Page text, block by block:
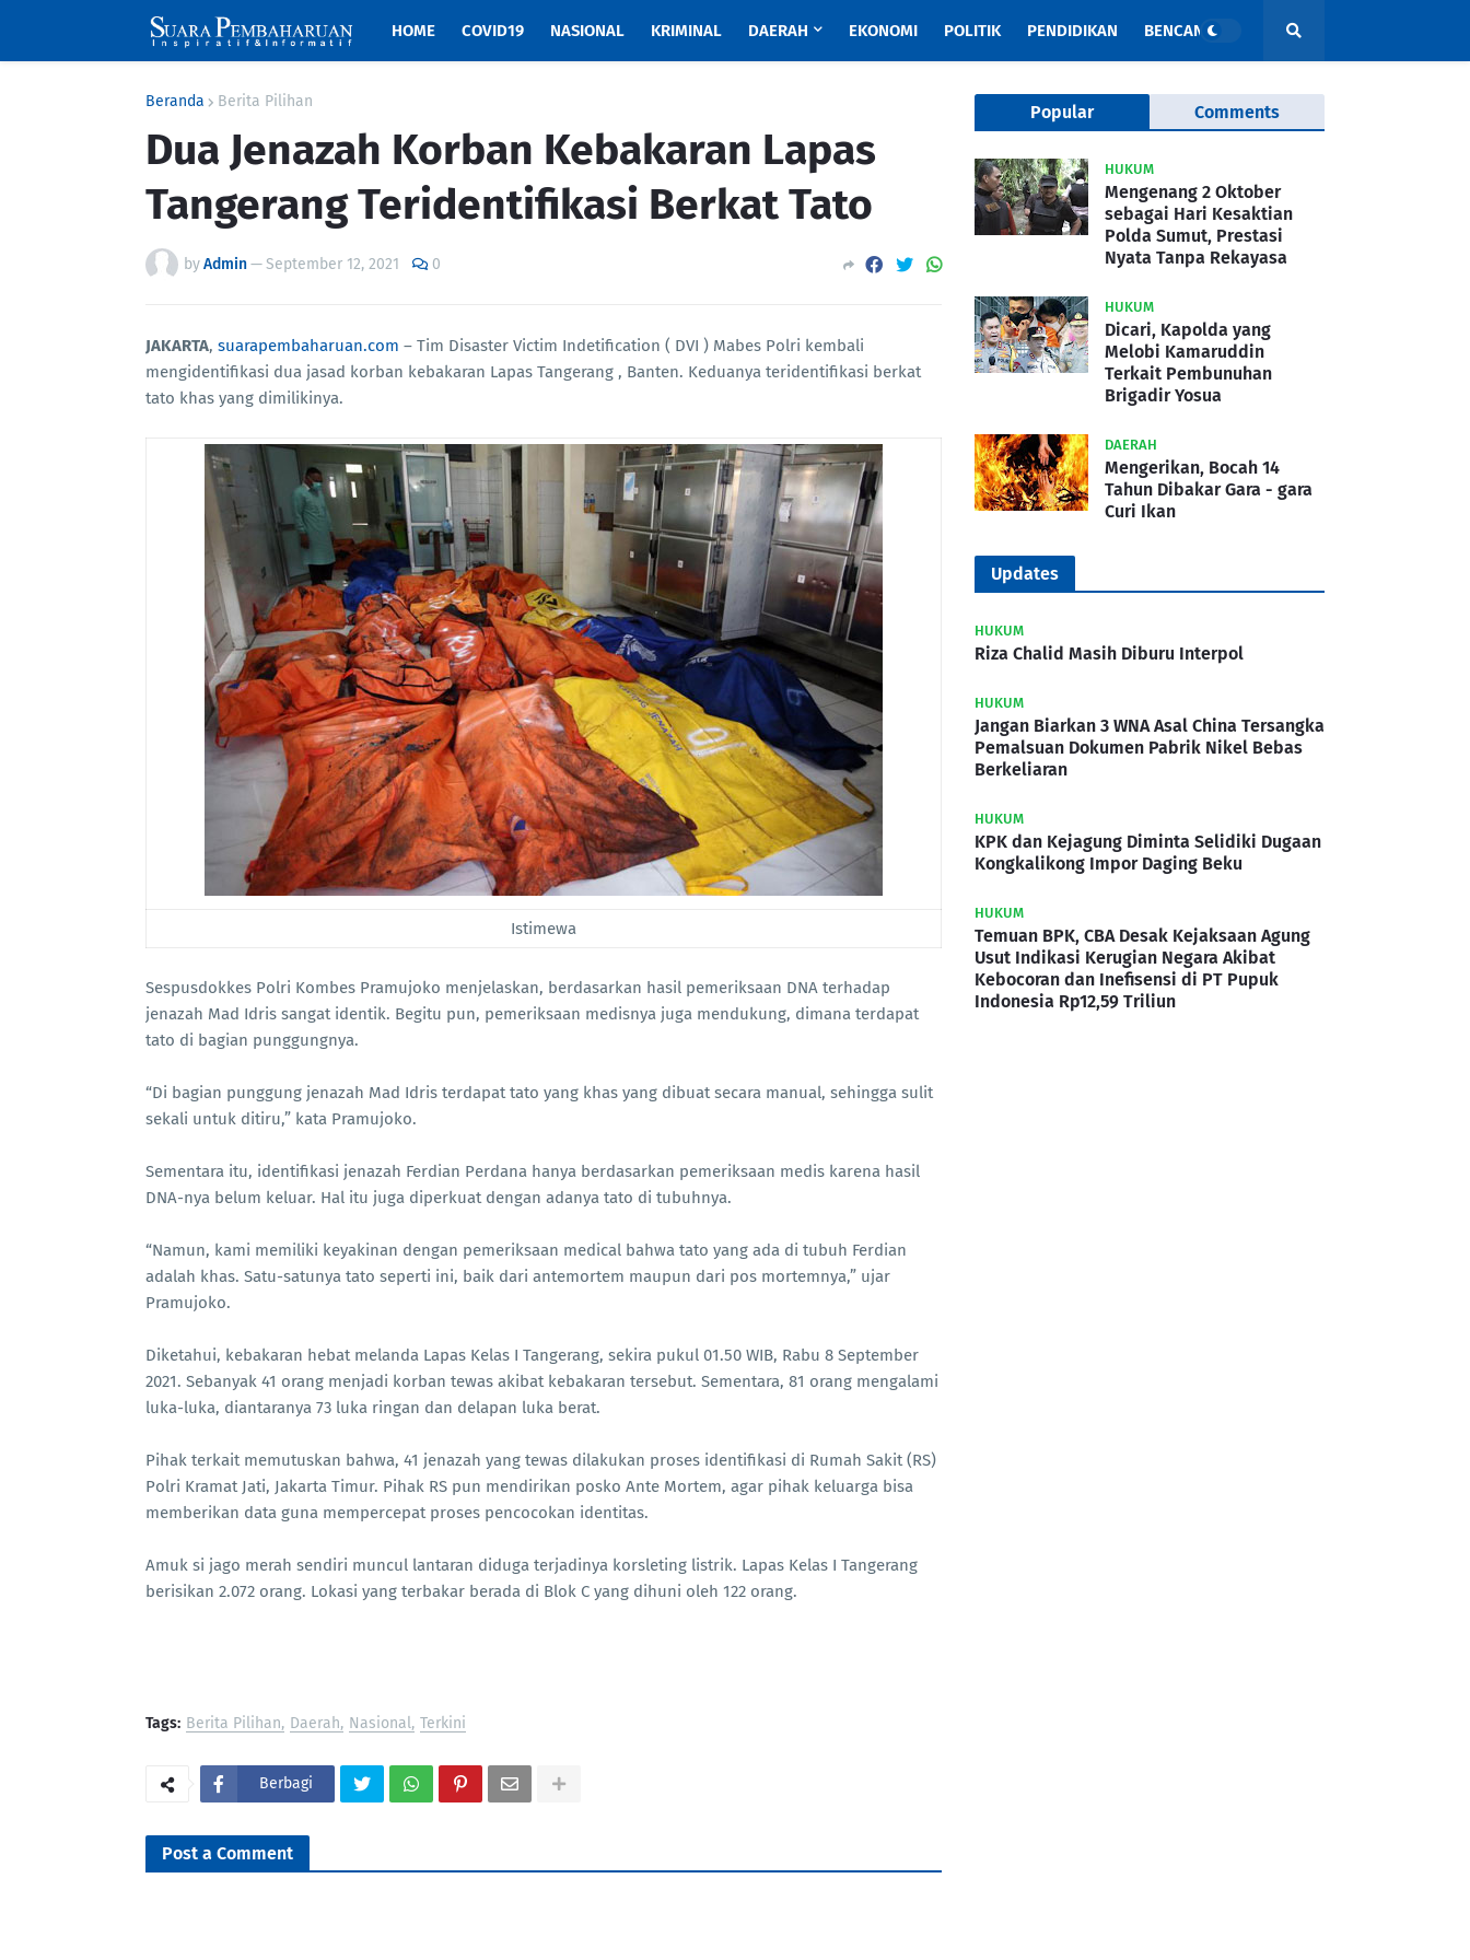
HOME COVID19 NASIONAL KRIMINAL DAERAH EKONOMI POLITIK PENDIDIKAN BENCANA
Beranda Berita Pilihan
Dua Jenazah Korban Kebakaran Lapas
Tangerang Teridentifikasi Berkat Tato
byAdmin—September 12, 2021 0
JAKARTA, suarapembaharuan.com – Tim Disaster Victim Indetification ( DVI ) Mabes Polri kembali
mengidentifikasi dua jasad korban kebakaran Lapas Tangerang , Banten. Keduanya teridentifikasi berkat
tato khas yang dimilikinya.
Istimewa
Sespusdokkes Polri Kombes Pramujoko menjelaskan, berdasarkan hasil pemeriksaan DNA terhadap
jenazah Mad Idris sangat identik. Begitu pun, pemeriksaan medisnya juga mendukung, dimana terdapat
tato di bagian punggungnya.
“Di bagian punggung jenazah Mad Idris terdapat tato yang khas yang dibuat secara manual, sehingga sulit
sekali untuk ditiru,” kata Pramujoko.
Sementara itu, identifikasi jenazah Ferdian Perdana hanya berdasarkan pemeriksaan medis karena hasil
DNA-nya belum keluar. Hal itu juga diperkuat dengan adanya tato di tubuhnya.
“Namun, kami memiliki keyakinan dengan pemeriksaan medical bahwa tato yang ada di tubuh Ferdian
adalah khas. Satu-satunya tato seperti ini, baik dari antemortem maupun dari pos mortemnya,” ujar
Pramujoko.
Diketahui, kebakaran hebat melanda Lapas Kelas I Tangerang, sekira pukul 01.50 WIB, Rabu 8 September
2021. Sebanyak 41 orang menjadi korban tewas akibat kebakaran tersebut. Sementara, 81 orang mengalami
luka-luka, diantaranya 73 luka ringan dan delapan luka berat.
Pihak terkait memutuskan bahwa, 41 jenazah yang tewas dilakukan proses identifikasi di Rumah Sakit (RS)
Polri Kramat Jati, Jakarta Timur. Pihak RS pun mendirikan posko Ante Mortem, agar pihak keluarga bisa
memberikan data guna mempercepat proses pencocokan identitas.
Amuk si jago merah sendiri muncul lantaran diduga terjadinya korsleting listrik. Lapas Kelas I Tangerang
berisikan 2.072 orang. Lokasi yang terbakar berada di Blok C yang dihuni oleh 122 orang.
Tags: Berita Pilihan Daerah Nasional Terkini
Berbagi
Post a Comment
Popular Comments
HUKUM
Mengenang 2 Oktober
sebagai Hari Kesaktian
Polda Sumut, Prestasi
Nyata Tanpa Rekayasa
HUKUM
Dicari, Kapolda yang
Melobi Kamaruddin
Terkait Pembunuhan
Brigadir Yosua
DAERAH
Mengerikan, Bocah 14
Tahun Dibakar Gara - gara
Curi Ikan
Updates
HUKUM
Riza Chalid Masih Diburu Interpol
HUKUM
Jangan Biarkan 3 WNA Asal China Tersangka
Pemalsuan Dokumen Pabrik Nikel Bebas
Berkeliaran
HUKUM
KPK dan Kejagung Diminta Selidiki Dugaan
Kongkalikong Impor Daging Beku
HUKUM
Temuan BPK, CBA Desak Kejaksaan Agung
Usut Indikasi Kerugian Negara Akibat
Kebocoran dan Inefisensi di PT Pupuk
Indonesia Rp12,59 Triliun